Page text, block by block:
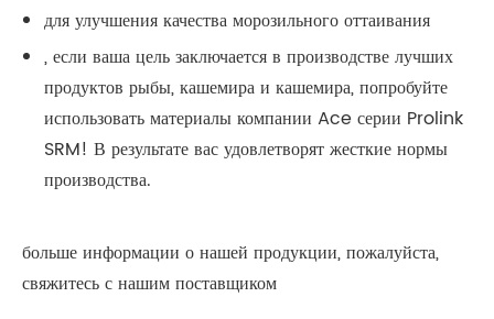
для улучшения качества морозильного оттаивания
, если ваша цель заключается в производстве лучших
продуктов рыбы, кашемира и кашемира, попробуйте
использовать материалы компании Ace серии Prolink
SRM! В результате вас удовлетворят жесткие нормы
производства.
больше информации о нашей продукции, пожалуйста,
свяжитесь с нашим поставщиком